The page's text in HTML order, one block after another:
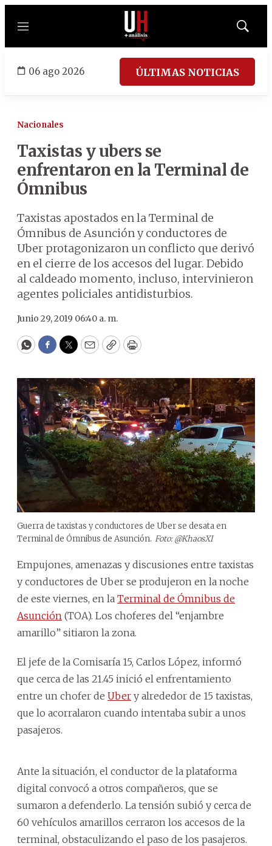
Menú
Mostrar
06 ago 2026 ÚLTIMAS NOTICIAS
Nacionales
Taxistas y ubers se
enfrentaron en la Terminal de
Ómnibus
Taxistas apostados en la Terminal de
Ómnibus de Asunción y conductores de
Uber protagonizaron un conflicto que derivó
en el cierre de los accesos del lugar. Debido
al caldeado momento, incluso, intervinieron
agentes policiales antidisturbios.
Junio 29, 2019 06:40 a. m.
WhatsApp
Facebook
Twitter
EmailCopyPrint
Guerra de taxistas y conductores de Uber se desata en
Terminal de Ómnibus de Asunción. Foto: @KhaosXI
Empujones, amenazas y discusiones entre taxistas
y conductores de Uber se produjeron en la noche
de este viernes, en la Terminal de Ómnibus de
Asunción (TOA). Los choferes del “enjambre
amarillo” sitiaron la zona.
El jefe de la Comisaría 15, Carlos López, informó
que cerca de las 21.45 inició el enfrentamiento
entre un chofer de Uber y alrededor de 15 taxistas,
que lo acorralaron cuando intentaba subir a unos
pasajeros.
Ante la situación, el conductor de la plataforma
digital convocó a otros compañeros, que se
sumaron a defenderlo. La tensión subió y cerca de
60 vehículos amarillos cerraron los accesos de la
terminal, obstaculizando el paso de los pasajeros.